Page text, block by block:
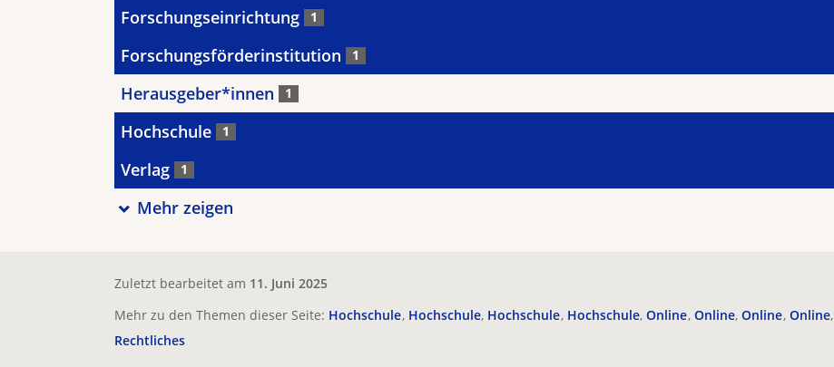
Forschungseinrichtung 1
Forschungsförderinstitution 1
Herausgeber*innen 1
Hochschule 1
Verlag 1
Mehr zeigen
Zuletzt bearbeitet am 11. Juni 2025
Mehr zu den Themen dieser Seite: Hochschule Hochschule Hochschule Hochschule Online Online Online Online
Rechtliches